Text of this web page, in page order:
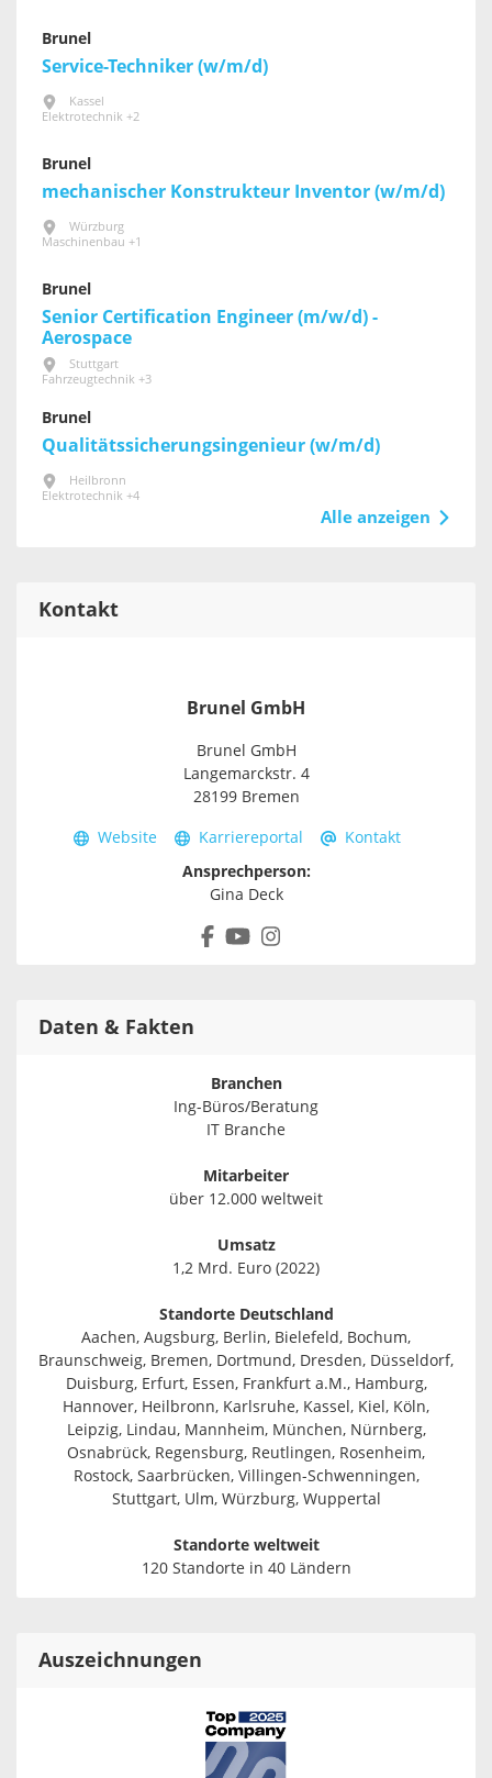
Brunel
Service-Techniker (w/m/d)
Kassel
Elektrotechnik +2
Brunel
mechanischer Konstrukteur Inventor (w/m/d)
Würzburg
Maschinenbau +1
Brunel
Senior Certification Engineer (m/w/d) -
Aerospace
Stuttgart
Fahrzeugtechnik +3
Brunel
Qualitätssicherungsingenieur (w/m/d)
Heilbronn
Elektrotechnik +4
Alle anzeigen
Kontakt
Brunel GmbH
Brunel GmbH
Langemarckstr. 4
28199 Bremen
Website Karriereportal
Kontakt
Ansprechperson:
Gina Deck
Daten & Fakten
Branchen
Ing-Büros/Beratung
IT Branche
Mitarbeiter
über 12.000 weltweit
Umsatz
1,2 Mrd. Euro (2022)
Standorte Deutschland
Aachen, Augsburg, Berlin, Bielefeld, Bochum,
Braunschweig, Bremen, Dortmund, Dresden, Düsseldorf,
Duisburg, Erfurt, Essen, Frankfurt a.M., Hamburg,
Hannover, Heilbronn, Karlsruhe, Kassel, Kiel, Köln,
Leipzig, Lindau, Mannheim, München, Nürnberg,
Osnabrück, Regensburg, Reutlingen, Rosenheim,
Rostock, Saarbrücken, Villingen-Schwenningen,
Stuttgart, Ulm, Würzburg, Wuppertal
Standorte weltweit
120 Standorte in 40 Ländern
Auszeichnungen